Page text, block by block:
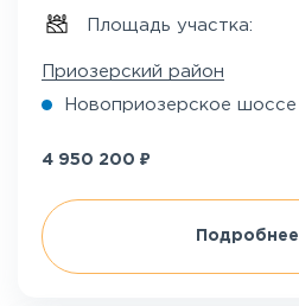
Площадь участка:
Приозерский район
Новоприозерское шоссе
4 950 200 ₽
Подробнее